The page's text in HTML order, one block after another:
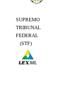
SUPREMO
TRIBUNAL
FEDERAL
(STF)